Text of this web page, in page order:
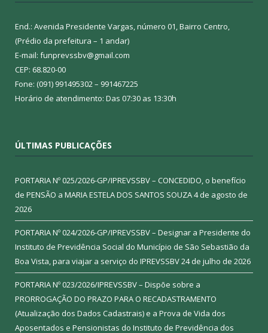
End.: Avenida Presidente Vargas, número 01, Bairro Centro,
(Prédio da prefeitura – 1 andar)
E-mail: funprevssbv@gmail.com
CEP: 68.820-00
Fone: (091) 991495302 – 991467225
Horário de atendimento: Das 07:30 as 13:30h
ÚLTIMAS PUBLICAÇÕES
PORTARIA Nº 025/2026-GP/IPREVSSBV – CONCEDIDO, o benefício
de PENSÃO a MARIA ESTELA DOS SANTOS SOUZA4 de agosto de
2026
PORTARIA Nº 024/2026-GP/IPREVSSBV – Designar a Presidente do
Instituto de Previdência Social do Município de São Sebastião da
Boa Vista, para viajar a serviço do IPREVSSBV24 de julho de 2026
PORTARIA Nº 023/2026/IPREVSSBV – Dispõe sobre a
PRORROGAÇÃO DO PRAZO PARA O RECADASTRAMENTO
(Atualização dos Dados Cadastrais) e a Prova de Vida dos
Aposentados e Pensionistas do Instituto de Previdência dos